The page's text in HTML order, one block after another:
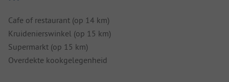
Cafe of restaurant (op 14 km)
Kruidenierswinkel (op 15 km)
Supermarkt (op 15 km)
Overdekte kookgelegenheid